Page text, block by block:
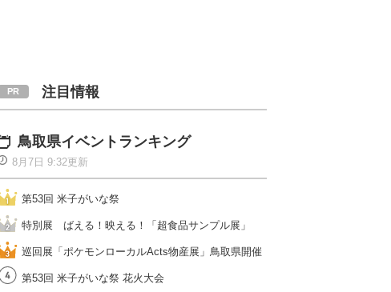
注目情報
鳥取県イベントランキング
8月7日 9:32更新
第53回 米子がいな祭
特別展 ばえる！映える！「超食品サンプル展」
巡回展「ポケモンローカルActs物産展」鳥取県開催
第53回 米子がいな祭 花火大会